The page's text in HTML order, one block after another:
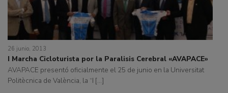
26 junio, 2013
I Marcha Cicloturista por la Paralisis Cerebral «AVAPACE»
AVAPACE presentó oficialmente el 25 de junio en la Universitat
Politècnica de València, la “I [...]